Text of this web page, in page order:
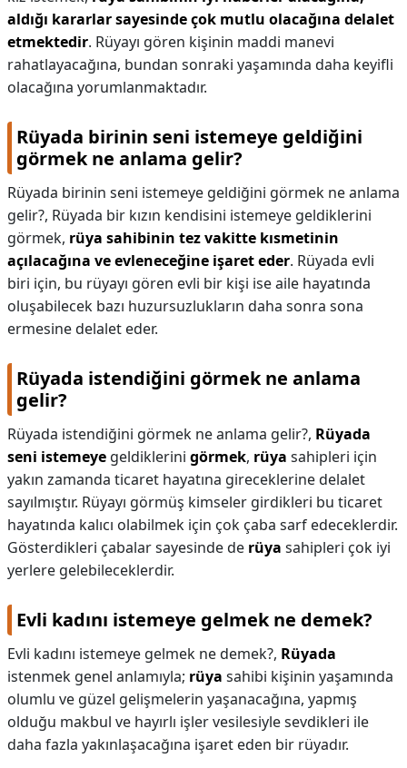
aldığı kararlar sayesinde çok mutlu olacağına delalet
etmektedir. Rüyayı gören kişinin maddi manevi
rahatlayacağına, bundan sonraki yaşamında daha keyifli
olacağına yorumlanmaktadır.
Rüyada birinin seni istemeye geldiğini
görmek ne anlama gelir?
Rüyada birinin seni istemeye geldiğini görmek ne anlama
gelir?, Rüyada bir kızın kendisini istemeye geldiklerini
görmek, rüya sahibinin tez vakitte kısmetinin
açılacağına ve evleneceğine işaret eder. Rüyada evli
biri için, bu rüyayı gören evli bir kişi ise aile hayatında
oluşabilecek bazı huzursuzlukların daha sonra sona
ermesine delalet eder.
Rüyada istendiğini görmek ne anlama
gelir?
Rüyada istendiğini görmek ne anlama gelir?, Rüyada
seni istemeye geldiklerini görmek, rüya sahipleri için
yakın zamanda ticaret hayatına gireceklerine delalet
sayılmıştır. Rüyayı görmüş kimseler girdikleri bu ticaret
hayatında kalıcı olabilmek için çok çaba sarf edeceklerdir.
Gösterdikleri çabalar sayesinde de rüya sahipleri çok iyi
yerlere gelebileceklerdir.
Evli kadını istemeye gelmek ne demek?
Evli kadını istemeye gelmek ne demek?, Rüyada
istenmek genel anlamıyla; rüya sahibi kişinin yaşamında
olumlu ve güzel gelişmelerin yaşanacağına, yapmış
olduğu makbul ve hayırlı işler vesilesiyle sevdikleri ile
daha fazla yakınlaşacağına işaret eden bir rüyadır.